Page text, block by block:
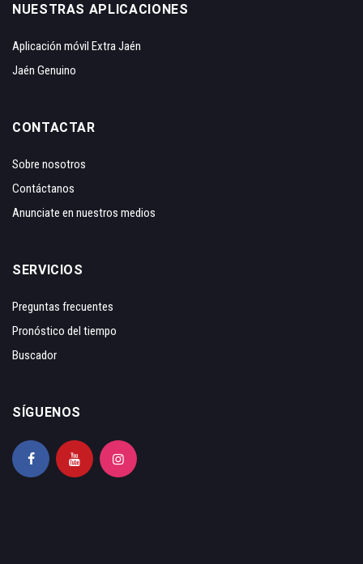
NUESTRAS APLICACIONES
Aplicación móvil Extra Jaén
Jaén Genuino
CONTACTAR
Sobre nosotros
Contáctanos
Anunciate en nuestros medios
SERVICIOS
Preguntas frecuentes
Pronóstico del tiempo
Buscador
SÍGUENOS